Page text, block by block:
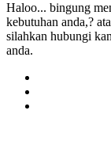
Haloo... bingung
kebutuhan anda,?
silahkan hubungi
anda.